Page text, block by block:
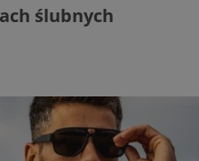
ślubnych